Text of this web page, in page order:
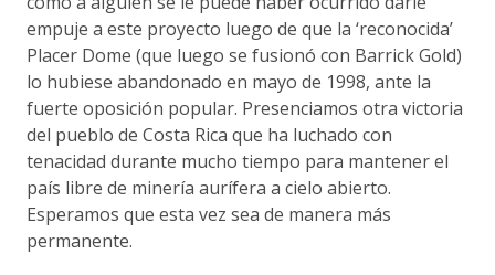
empuje a este proyecto luego de que la ‘reconocida’
Placer Dome (que luego se fusionó con Barrick Gold)
lo hubiese abandonado en mayo de 1998, ante la
fuerte oposición popular. Presenciamos otra victoria
del pueblo de Costa Rica que ha luchado con
tenacidad durante mucho tiempo para mantener el
país libre de minería aurífera a cielo abierto.
Esperamos que esta vez sea de manera más
permanente.